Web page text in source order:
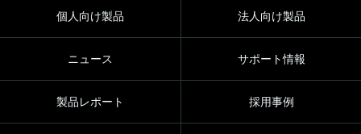
個人向け製品 法人向け製品
ニュース サポート情報
製品レポート 採用事例